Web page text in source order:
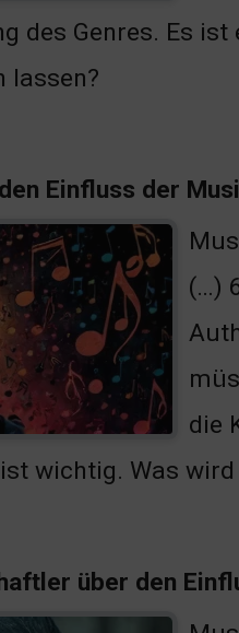
des Genres. Es
lassen?
Einfluss der
(…)
die
wichtig. Was
über den